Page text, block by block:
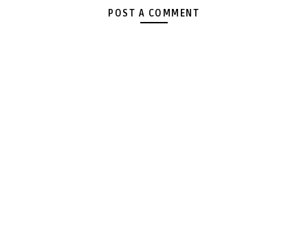
POST A COMMENT